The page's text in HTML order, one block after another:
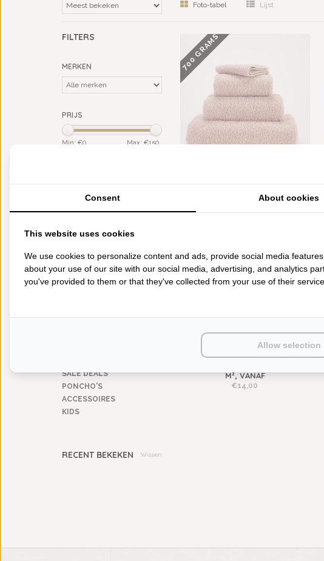
Foto-tabel Lijst
FILTERS
MERKEN
PRIJS
Min: €0 Max: €150
roze(5)
CATEGORIEËN
BADGOED
BEDDENGOED
SALE DEALS
PONCHO'S
ACCESSOIRES
KIDS
RECENT BEKEKEN Wissen
700 GRAMS
PRIMROSE (518), 700 GRAM PER
M², VANAF
ABYSS HABIDECOR TWILL
M², VANAF
€14,00
Consent About cookies
This website uses cookies
We use cookies to personalize content and ads, provide social media
about your use of our site with our social media, advertising, and analytics
you've provided to them or that they've collected from your use of their
Allow selection